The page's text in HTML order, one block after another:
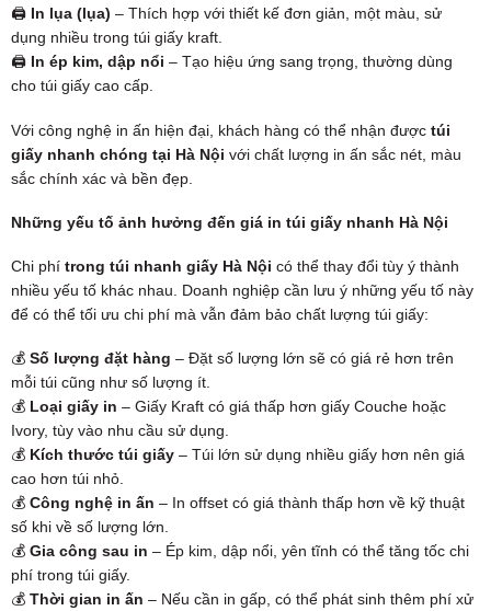
🖨 In lụa (lụa) – Thích hợp với thiết kế đơn giản, một màu, sử
dụng nhiều trong túi giấy kraft.
🖨 In ép kim, dập nổi – Tạo hiệu ứng sang trọng, thường dùng
cho túi giấy cao cấp.
Với công nghệ in ấn hiện đại, khách hàng có thể nhận được túi
giấy nhanh chóng tại Hà Nội với chất lượng in ấn sắc nét, màu
sắc chính xác và bền đẹp.
Những yếu tố ảnh hưởng đến giá in túi giấy nhanh Hà Nội
Chi phí trong túi nhanh giấy Hà Nội có thể thay đổi tùy ý thành
nhiều yếu tố khác nhau. Doanh nghiệp cần lưu ý những yếu tố này
để có thể tối ưu chi phí mà vẫn đảm bảo chất lượng túi giấy:
💰 Số lượng đặt hàng – Đặt số lượng lớn sẽ có giá rẻ hơn trên
mỗi túi cũng như số lượng ít.
💰 Loại giấy in – Giấy Kraft có giá thấp hơn giấy Couche hoặc
Ivory, tùy vào nhu cầu sử dụng.
💰 Kích thước túi giấy– Túi lớn sử dụng nhiều giấy hơn nên giá
cao hơn túi nhỏ.
💰 Công nghệ in ấn – In offset có giá thành thấp hơn về kỹ thuật
số khi về số lượng lớn.
💰 Gia công sau in – Ép kim, dập nổi, yên tĩnh có thể tăng tốc chi
phí trong túi giấy.
💰 Thời gian in ấn – Nếu cần in gấp, có thể phát sinh thêm phí xử